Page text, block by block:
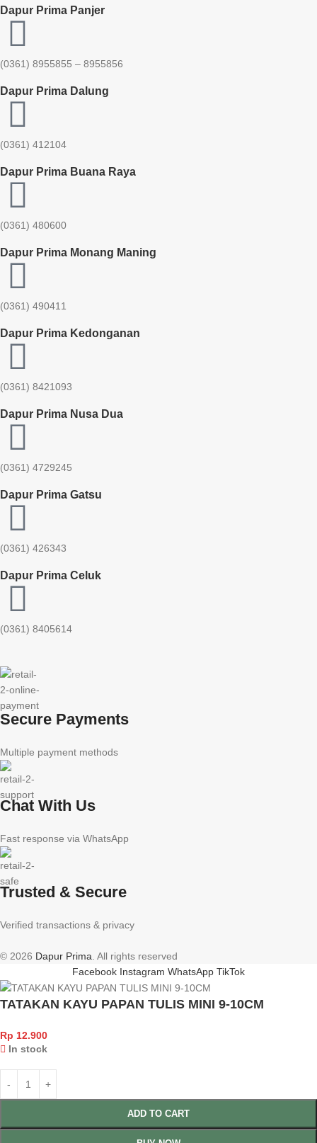
Dapur Prima Panjer
(0361) 8955855 – 8955856​
Dapur Prima Dalung
(0361) 412104
Dapur Prima Buana Raya
(0361) 480600
Dapur Prima Monang Maning
(0361) 490411​
Dapur Prima Kedonganan
(0361) 8421093
Dapur Prima Nusa Dua
(0361) 4729245
Dapur Prima Gatsu
(0361) 426343
Dapur Prima Celuk
(0361) 8405614
Secure Payments
Multiple payment methods
Chat With Us
Fast response via WhatsApp
Trusted & Secure
Verified transactions & privacy
© 2026 Dapur Prima . All rights reserved
Facebook Instagram WhatsApp TikTok
TATAKAN KAYU PAPAN TULIS MINI 9-10CM
Rp 12.900
In stock
ADD TO CART